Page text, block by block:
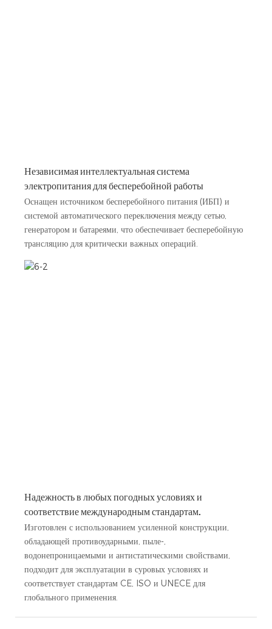
Независимая интеллектуальная система
электропитания для бесперебойной работы
Оснащен источником бесперебойного питания (ИБП) и
системой автоматического переключения между сетью,
генератором и батареями, что обеспечивает бесперебойную
трансляцию для критически важных операций.
Надежность в любых погодных условиях и
соответствие международным стандартам.
Изготовлен с использованием усиленной конструкции,
обладающей противоударными, пыле-,
водонепроницаемыми и антистатическими свойствами,
подходит для эксплуатации в суровых условиях и
соответствует стандартам CE, ISO и UNECE для
глобального применения.